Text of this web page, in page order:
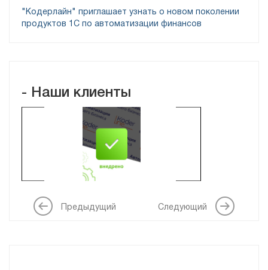
"Кодерлайн" приглашает узнать о новом поколении
продуктов 1С по автоматизации финансов
- Наши клиенты
ТОО «Tranco Management Solutions»
ТОО «ЭкоХимМаш-Азия»
Предыдущий Следующий